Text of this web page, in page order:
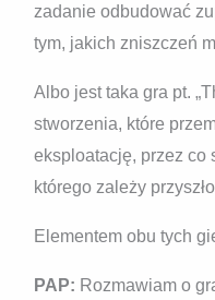
zadanie odbudować
tym, jakich zniszczeń
Albo jest taka gra pt.
stworzenia, które
eksploatację, przez co
którego zależy
Elementem obu tych
PAP: Rozmawiam o